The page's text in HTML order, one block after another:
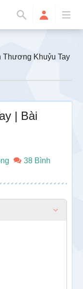
Thương Khuỷu Tay
| Bài
38 Bình